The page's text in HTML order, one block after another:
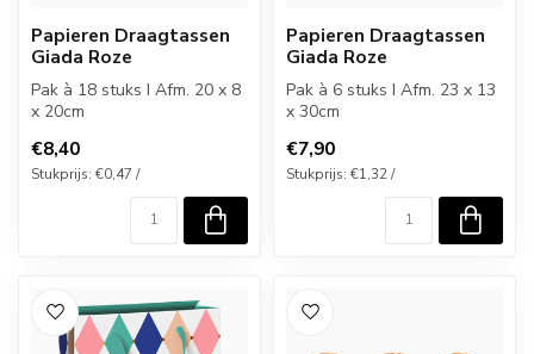
Papieren Draagtassen
Giada Roze
Pak à 18 stuks I Afm. 20 x 8
x 20cm
€8,40
Stukprijs: €0,47 /
Papieren Draagtassen
Giada Roze
Pak à 6 stuks I Afm. 23 x 13
x 30cm
€7,90
Stukprijs: €1,32 /